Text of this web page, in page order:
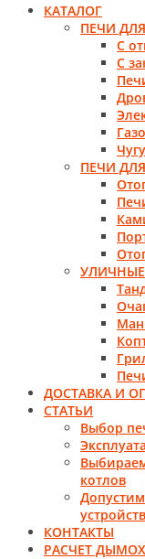
КАТАЛОГ
ПЕЧИ
С
С
ПЕЧИ
УЛИЧНЫЕ
ДОСТАВКА И
СТАТЬИ
Выбор
котлов
КОНТАКТЫ
РАСЧЕТ